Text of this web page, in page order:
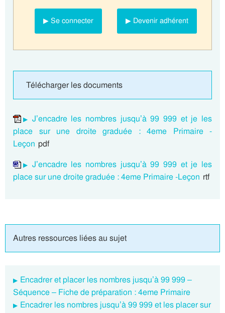
▶ Se connecter ▶ Devenir adhérent
Télécharger les documents
J’encadre les nombres jusqu’à 99 999 et je les
place sur une droite graduée : 4eme Primaire -
Leçon pdf
J’encadre les nombres jusqu’à 99 999 et je les
place sur une droite graduée : 4eme Primaire -Leçon rtf
Autres ressources liées au sujet
Encadrer et placer les nombres jusqu’à 99 999 –
Séquence – Fiche de préparation : 4eme Primaire
Encadrer les nombres jusqu’à 99 999 et les placer sur